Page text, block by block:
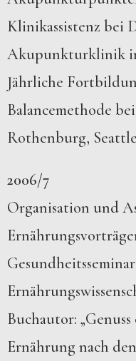
Klinikassistenz bei
Akupunkturklinik
Jährliche
Balancemethode
Rothenburg,
2006/7
Organisation und
Buchautor:
Ernährung nach